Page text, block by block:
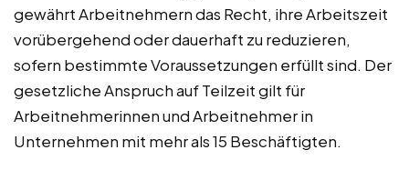
gewährt Arbeitnehmern das Recht, ihre Arbeitszeit
vorübergehend oder dauerhaft zu reduzieren,
sofern bestimmte Voraussetzungen erfüllt sind. Der
gesetzliche Anspruch auf Teilzeit gilt für
Arbeitnehmerinnen und Arbeitnehmer in
Unternehmen mit mehr als 15 Beschäftigten.